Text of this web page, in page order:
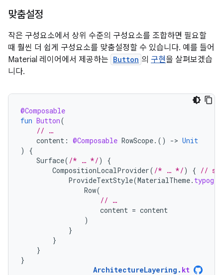
맞춤설정
작은 구성요소에서 상위 수준의 구성요소를 조합하면 필요할
때 훨씬 더 쉽게 구성요소를 맞춤설정할 수 있습니다. 예를 들어
Material 레이어에서 제공하는 Button 의 구현을 살펴보겠습
니다.
@Composable
fun Button(
// …
content : @Composable RowScope.() -> Unit
)
{
Surface( /* … */)
{
CompositionLocalProvider( /* … */) { // set
ProvideTextStyle(MaterialTheme.
Row(
// …
content = content
)
}
}
}
}
ArchitectureLayering . kt